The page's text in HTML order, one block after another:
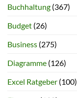
Buchhaltung (367)
Budget (26)
Business (275)
Diagramme (126)
Excel Ratgeber (100)